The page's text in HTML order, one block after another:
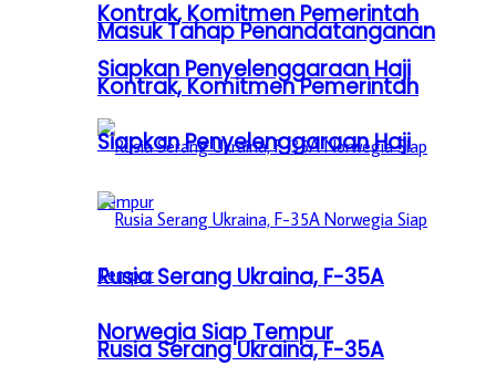
Kontrak, Komitmen Pemerintah
Siapkan Penyelenggaraan Haji
Rusia Serang Ukraina, F-35A
Norwegia Siap Tempur
Masuk Tahap Penandatanganan
Kontrak, Komitmen Pemerintah
Siapkan Penyelenggaraan Haji
Rusia Serang Ukraina, F-35A